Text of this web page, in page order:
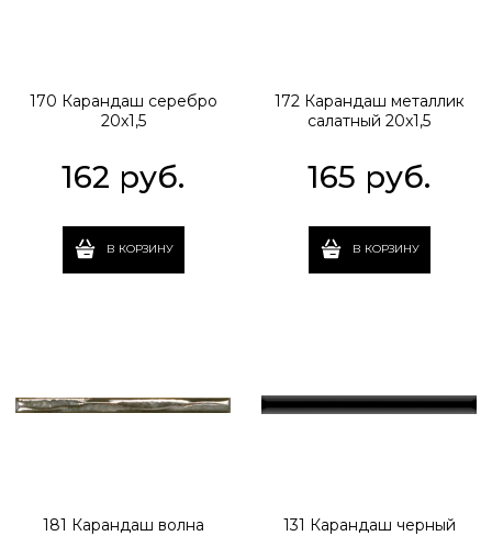
170 Карандаш серебро
20x1,5
162 руб.
В КОРЗИНУ
172 Карандаш металлик
салатный 20x1,5
165 руб.
В КОРЗИНУ
181 Карандаш волна
131 Карандаш черный